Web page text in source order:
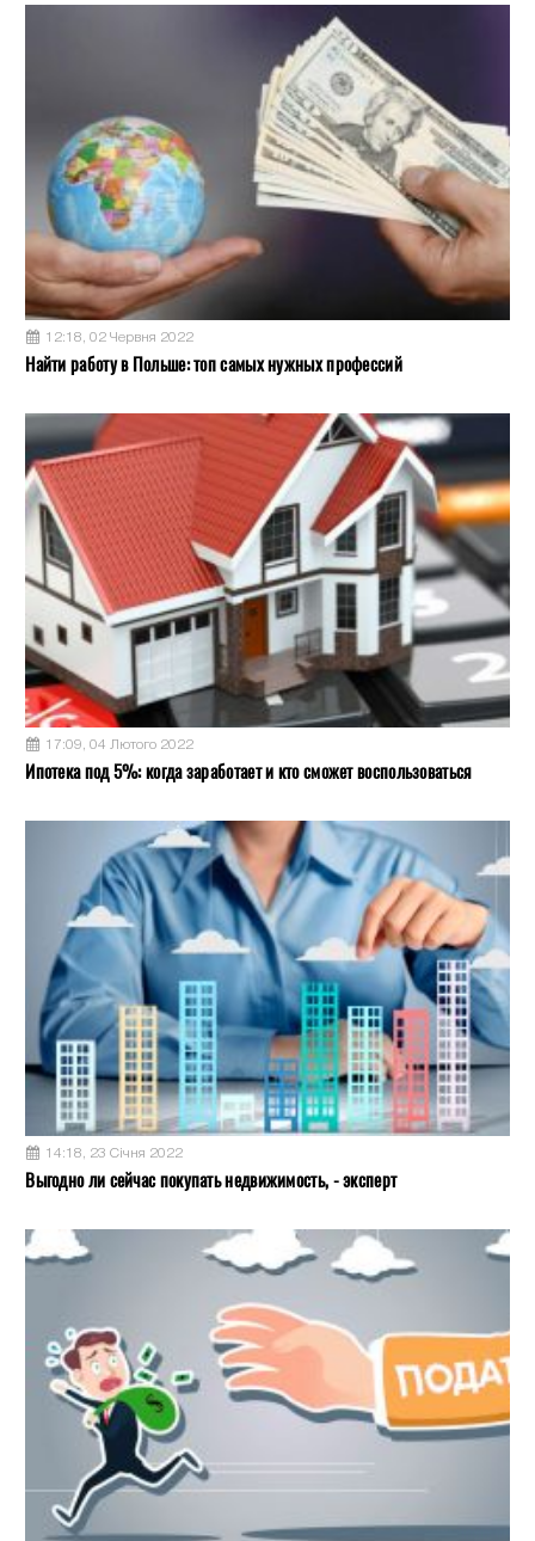
12:18, 02 Червня 2022
Найти работу в Польше: топ самых нужных профессий
17:09, 04 Лютого 2022
Ипотека под 5%: когда заработает и кто сможет воспользоваться
14:18, 23 Січня 2022
Выгодно ли сейчас покупать недвижимость, - эксперт